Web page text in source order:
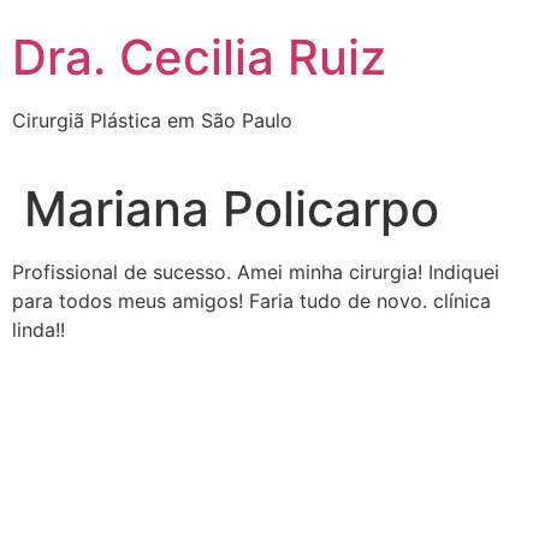
Dra. Cecilia Ruiz
Cirurgiã Plástica em São Paulo
Mariana Policarpo
Profissional de sucesso. Amei minha cirurgia! Indiquei
para todos meus amigos! Faria tudo de novo. clínica
linda!!